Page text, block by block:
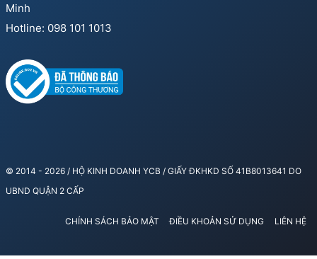
Minh
Hotline: 098 101 1013
© 2014 - 2026 / HỘ KINH DOANH YCB / GIẤY ĐKHKD SỐ 41B8013641 DO
UBND QUẬN 2 CẤP
CHÍNH SÁCH BẢO MẬT ĐIỀU KHOẢN SỬ DỤNG LIÊN HỆ